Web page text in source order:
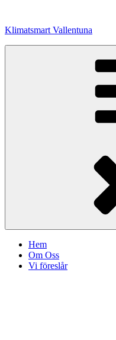
innehåll
Klimatsmart Vallentuna
Hem
Om Oss
Vi föreslår